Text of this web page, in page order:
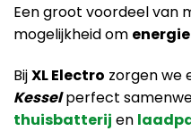
Een groot voordeel van
mogelijkheid om
BijXL Electro zorgen we
Kesselperfect
thuisbatterij en